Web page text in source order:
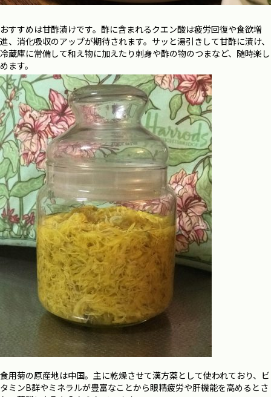
おすすめは甘酢漬けです。酢に含まれるクエン酸は疲労回復や食欲増
進、消化吸収のアップが期待されます。サッと湯引きして甘酢に漬け、
冷蔵庫に常備して和え物に加えたり刺身や酢の物のつまなど、随時楽し
めます。
食用菊の原産地は中国。主に乾燥させて漢方薬として使われており、ビ
タミンB群やミネラルが豊富なことから眼精疲労や肝機能を高めるとさ